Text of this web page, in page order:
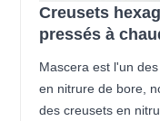
Creusets
pressés à
Mascera est l'un
en nitrure de bore,
des creusets en